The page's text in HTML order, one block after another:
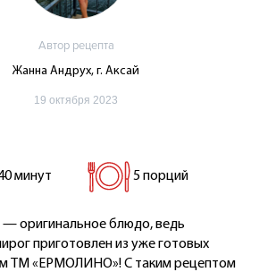
Автор рецепта
Жанна Андрух, г. Аксай
19 октября 2023
минут 5 порций
— оригинальное блюдо, ведь
приготовлен из уже готовых
ТМ «ЕРМОЛИНО»! С таким рецептом